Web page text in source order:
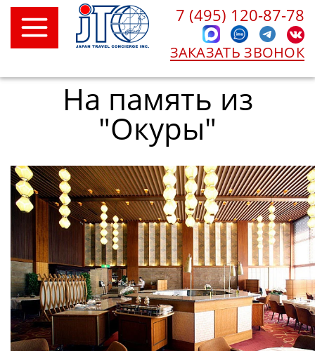
7 (495) 120-87-78
ЗАКАЗАТЬ ЗВОНОК
На память из
"Окуры"